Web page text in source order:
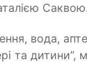
вода,
та